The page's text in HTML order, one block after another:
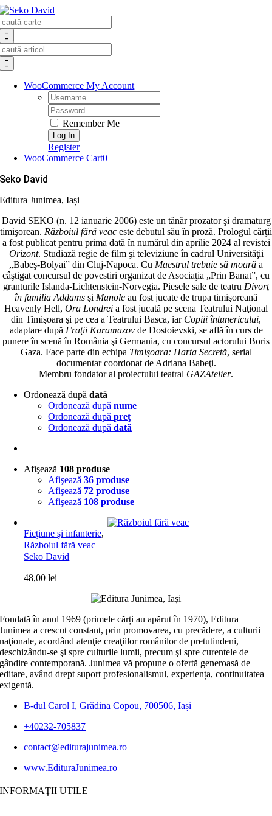
Skip
to
content
WooCommerce My Account
Username:
Password:
Remember Me
Register
WooCommerce Cart0
Seko David
Editura Junimea, Iași
David SEKO (n. 12 ianuarie 2006) este un tânăr prozator şi dramaturg
timişorean. Războiul fără veac este debutul său în proză. Prologul cărţii
a fost publicat pentru prima dată în numărul din aprilie 2024 al revistei
Orizont. Studiază regie de film şi televiziune în cadrul Universităţii
„Babeş-Bolyai” din Cluj-Napoca. Cu Maestrul trebuie să moară a
câştigat concursul de povestiri organizat de Asociaţia „Prin Banat”, cu
granturile Islanda-Lichtenstein-Norvegia. Piesele sale de teatru Divorţ
în familia Addams şi Manole au fost jucate de trupa timişoreană
Heavenly Hell, Ora Londrei a fost jucată pe scena Teatrului Naţional
din Timişoara şi pe cea a Teatrului Basca, iar Copiii întunericului,
adaptare după Fraţii Karamazovde Dostoievski, se află în curs de
punere în scenă în România şi Germania, cu concursul actorului Boris
Gaza. Face parte din echipa Timişoara: Harta Secretă, serial
documentar coordonat de Adriana Babeţi.
Membru fondator al proiectului teatral GAZAtelier.
Ordonează dupădată
Ordonează dupănume
Ordonează dupăpreţ
Ordonează dupădată
Afişează 108 produse
Afişează36 produse
Afişează 72 produse
Afişează 108 produse
Ficţiune şi infanterie,
Războiul fără veac
Seko David
48,00lei
Fondată în anul 1969 (primele cărți au apărut în 1970), Editura
Junimea a crescut constant, prin promovarea, cu precădere, a culturii
naţionale, acordând atenţie creaţiilor românilor de pretutindeni,
deschizându-se şi spre culturile lumii, precum şi spre curentele de
gândire contemporană. Junimea vă propune o ofertă generoasă de
editare, având drept suport profesionalismul, experiența, continuitatea
exigentă.
B-dul Carol I, Grădina Copou, 700506, Iași
+40232-705837
contact@editurajunimea.ro
www.EdituraJunimea.ro
INFORMAŢII UTILE